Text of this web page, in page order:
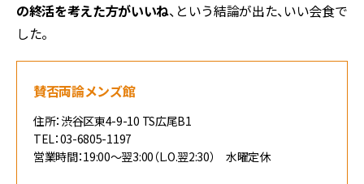
の終活を考えた方がいいね、という結論が出た、いい会食で
した。
賛否両論メンズ館
住所：渋谷区東4-9-10 TS広尾B1
TEL：03-6805-1197
営業時間：19:00～翌3:00（L.O.翌2:30） 水曜定休